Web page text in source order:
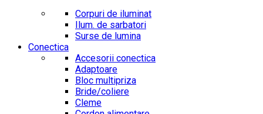
Corpuri de iluminat
Ilum. de sarbatori
Surse de lumina
Conectica
Accesorii conectica
Adaptoare
Bloc multipriza
Bride/coliere
Cleme